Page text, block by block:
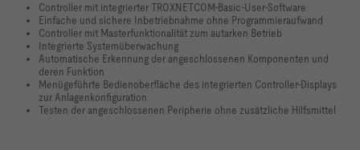
Controller mit integrierter TROXNETCOM-Basic-User-Software
Einfache und sichere Inbetriebnahme ohne Programmieraufwand
Controller mit Masterfunktionalität zum autarken Betrieb
Integrierte Systemüberwachung
Automatische Erkennung der angeschlossenen Komponenten und
deren Funktion
Menügeführte Bedienoberfläche des integrierten Controller-Displays
zur Anlagenkonfiguration
Testen der angeschlossenen Peripherie ohne zusätzliche Hilfsmittel